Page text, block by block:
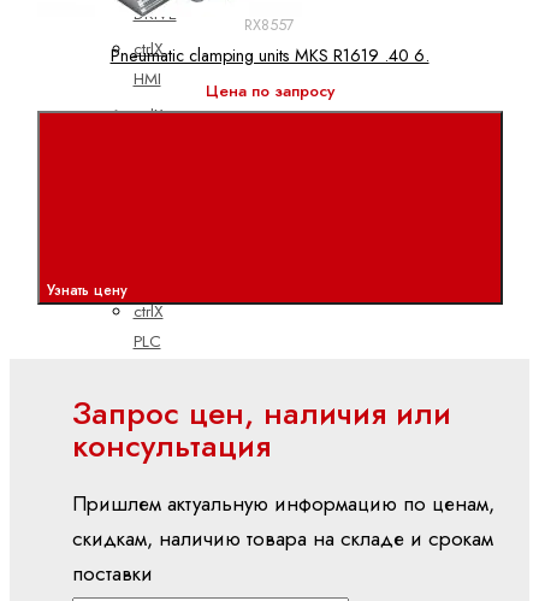
DRIVE
ctrlX
HMI
ctrlX
ctrlX
PLC
все
Встроенные
управления
CML
ctrlX
RX8557
Pneumatic clamping units MKS R1619 .40 6.
Цена по запросу
Узнать цену
Запрос цен, наличия или
консультация
Пришлем актуальную информацию по ценам,
скидкам, наличию товара на складе и срокам
поставки